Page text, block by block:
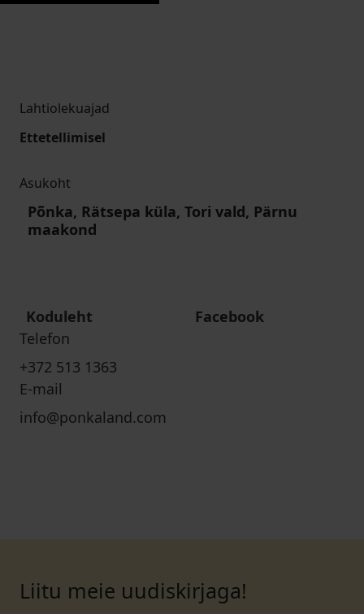
Lahtiolekuajad
Ettetellimisel
Asukoht
Põnka, Rätsepa küla, Tori vald, Pärnu
maakond
Koduleht
Facebook
Telefon
+372 513 1363
E-mail
info@ponkaland.com
Liitu meie uudiskirjaga!